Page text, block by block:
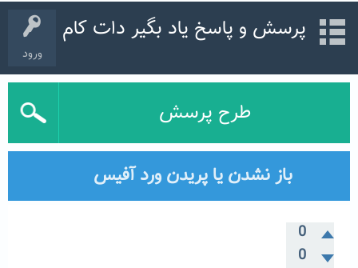
ورود
پرسش و پاسخ یاد بگیر دات کام
طرح پرسش
باز نشدن یا پریدن ورد آفیس
0
0